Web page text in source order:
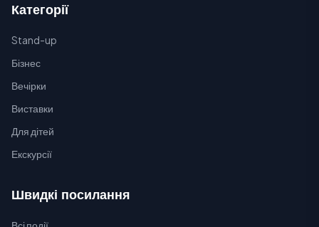
Категорії
Stand-up
Бізнес
Вечірки
Виставки
Для дітей
Екскурсії
Швидкі посилання